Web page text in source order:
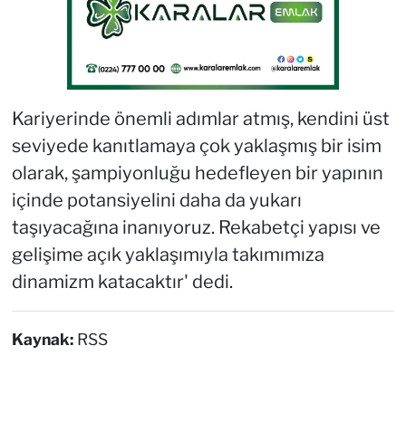
Kariyerinde önemli adımlar atmış, kendini üst
seviyede kanıtlamaya çok yaklaşmış bir isim
olarak, şampiyonluğu hedefleyen bir yapının
içinde potansiyelini daha da yukarı
taşıyacağına inanıyoruz. Rekabetçi yapısı ve
gelişime açık yaklaşımıyla takımımıza
dinamizm katacaktır' dedi.
Kaynak: RSS